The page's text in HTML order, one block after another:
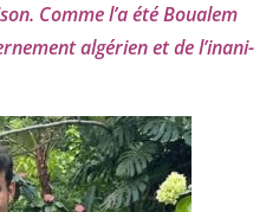
Comme l’a été Boualem
algé­rien et de l’i­na­ni­